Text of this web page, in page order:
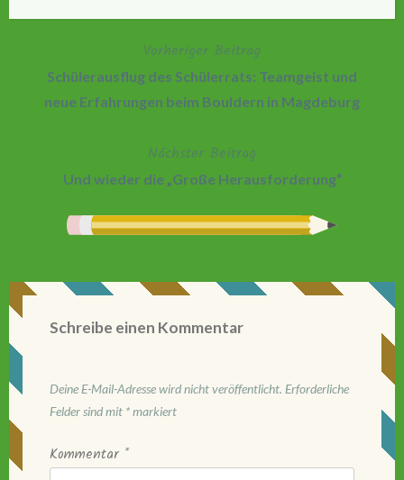
BeitragsnavigationVorheriger Beitrag
Schülerausflug des Schülerrats: Teamgeist und
neue Erfahrungen beim Bouldern in Magdeburg
Nächster Beitrag
Und wieder die „Große Herausforderung“
Schreibe einen Kommentar
Deine E-Mail-Adresse wird nicht veröffentlicht. Erforderliche
Felder sind mit *markiert
Kommentar *